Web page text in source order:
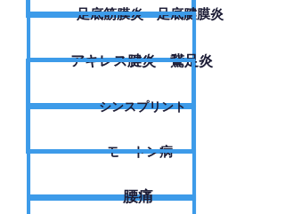
足底筋膜炎・足底腱膜炎
アキレス腱炎・鵞足炎
シンスプリント
モートン病
腰痛